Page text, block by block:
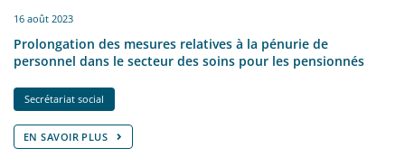
16 août 2023
Prolongation des mesures relatives à la pénurie de
personnel dans le secteur des soins pour les pensionnés
Secrétariat social
EN SAVOIR PLUS